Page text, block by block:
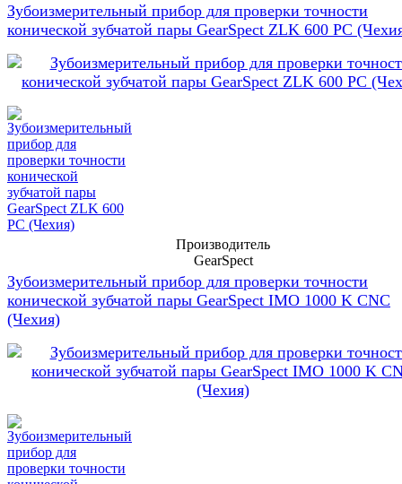
Зубоизмерительный прибор для проверки точности
конической зубчатой пары GearSpect ZLK 600 PC
Производитель
GearSpect
Зубоизмерительный прибор для проверки точности
конической зубчатой пары GearSpect IMO 1000 K CNC
(Чехия)